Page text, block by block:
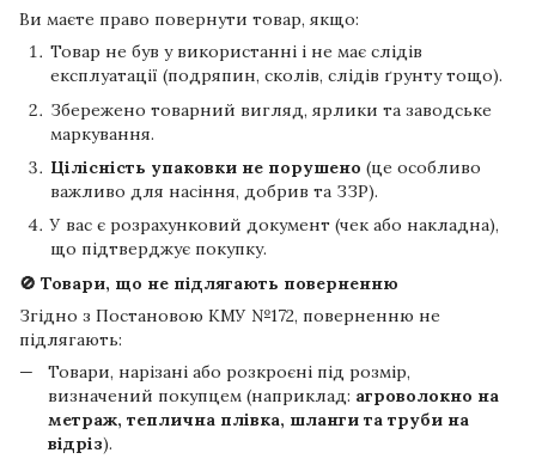
Ви маєте право повернути товар, якщо:
Товар не був у використанні і не має слідів
експлуатації (подряпин, сколів, слідів ґрунту тощо).
Збережено товарний вигляд, ярлики та заводське
маркування.
Цілісність упаковки не порушено (це особливо
важливо для насіння, добрив та ЗЗР).
У вас є розрахунковий документ (чек або накладна),
що підтверджує покупку.
🚫 Товари, що не підлягають поверненню
Згідно з Постановою КМУ №172, поверненню не
підлягають:
Товари, нарізані або розкроєні під розмір,
визначений покупцем (наприклад: агроволокно на
метраж, теплична плівка, шланги та труби на
відріз).